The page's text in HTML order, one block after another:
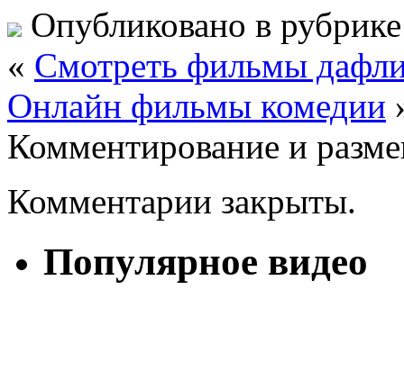
Опубликовано в
« Смотреть фильмы
Онлайн фильмы комедии
Комментирование и
Комментарии закрыты.
Популярное видео